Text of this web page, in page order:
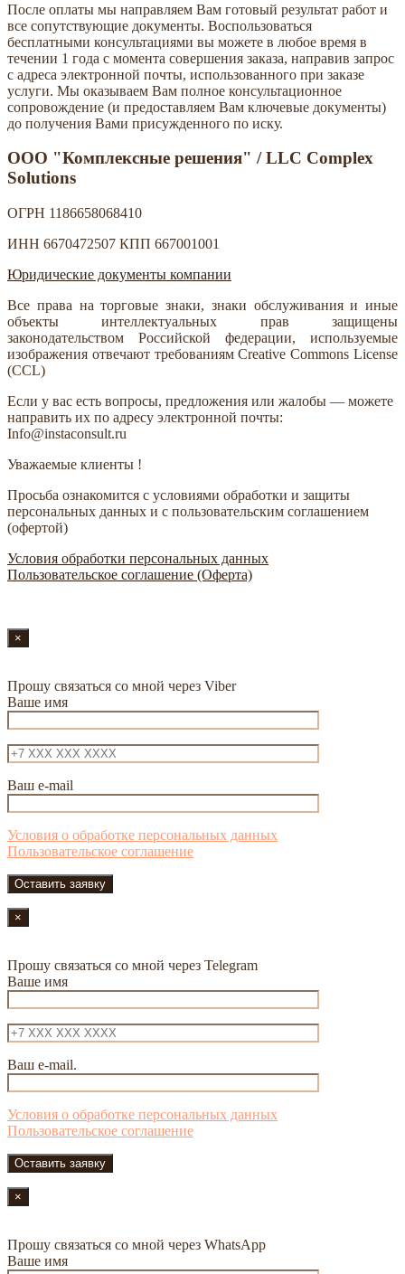
После оплаты мы направляем Вам готовый результат работ и
все сопутствующие документы. Воспользоваться
бесплатными консультациями вы можете в любое время в
течении 1 года с момента совершения заказа, направив запрос
с адреса электронной почты, использованного при заказе
услуги. Мы оказываем Вам полное консультационное
сопровождение (и предоставляем Вам ключевые документы)
до получения Вами присужденного по иску.
ООО "Комплексные решения" / LLC Complex
Solutions
ОГРН 1186658068410
ИНН 6670472507 КПП 667001001
Юридические документы компании
Все права на торговые знаки, знаки обслуживания и иные
объекты интеллектуальных прав защищены
законодательством Российской федерации, используемые
изображения отвечают требованиям Creative Commons License
(CCL)
Если у вас есть вопросы, предложения или жалобы — можете
направить их по адресу электронной почты:
Info@instaconsult.ru
Уважаемые клиенты !
Просьба ознакомится с условиями обработки и защиты
персональных данных и с пользовательским соглашением
(офертой)
Условия обработки персональных данных
Пользовательское соглашение (Оферта)
×
Прошу связаться со мной через Viber
Ваше имя
Ваш e-mail
Условия о обработке персональных данных
Пользовательское соглашение
×
Прошу связаться со мной через Telegram
Ваше имя
Ваш e-mail.
Условия о обработке персональных данных
Пользовательское соглашение
×
Прошу связаться со мной через WhatsApp
Ваше имя